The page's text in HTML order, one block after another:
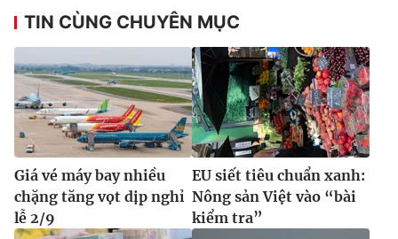
TIN CÙNG CHUYÊN MỤC
Giá vé máy bay nhiều
chặng tăng vọt dịp nghỉ
lễ 2/9
EU siết tiêu chuẩn xanh:
Nông sản Việt vào “bài
kiểm tra”